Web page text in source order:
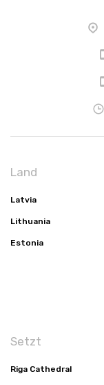
Land
Latvia
Lithuania
Estonia
Setzt
Riga Cathedral